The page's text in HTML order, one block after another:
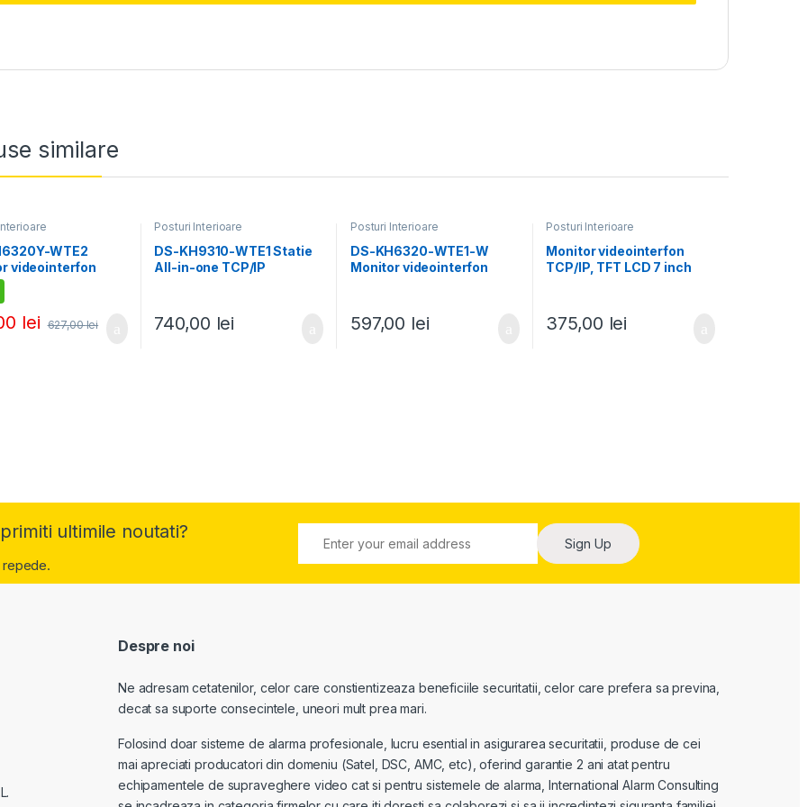
similare
WTE2
videointerfon
TFT LCD 7
2 fire, Wifi
lei 627,00lei
Posturi Interioare
DS-KH9310-WTE1 Statie
All-in-one TCP/IP
HIKVISION
740,00 lei
Posturi Interioare
DS-KH6320-WTE1-W
Monitor videointerfon
ALB – HIKVISION
597,00 lei
Posturi Interioare
Monitor videointerfon
TCP/IP, TFT LCD 7 inch
LE1
375,00 lei
ultimile noutati?
Sign Up
Despre noi
Ne adresam cetatenilor, celor care constientizeaza beneficiile securitatii, celor care prefera sa previna,
decat sa suporte consecintele, uneori mult prea mari.
Folosind doar sisteme de alarma profesionale, lucru esential in asigurarea securitatii, produse de cei
mai apreciati producatori din domeniu (Satel, DSC, AMC, etc), oferind garantie 2 ani atat pentru
echipamentele de supraveghere video cat si pentru sistemele de alarma, International Alarm Consulting